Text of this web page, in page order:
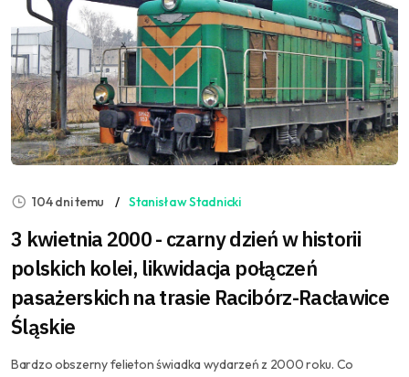
104 dni temu Stanisław Stadnicki
3 kwietnia 2000 - czarny dzień w historii
polskich kolei, likwidacja połączeń
pasażerskich na trasie Racibórz-Racławice
Śląskie
Bardzo obszerny felieton świadka wydarzeń z 2000 roku. Co